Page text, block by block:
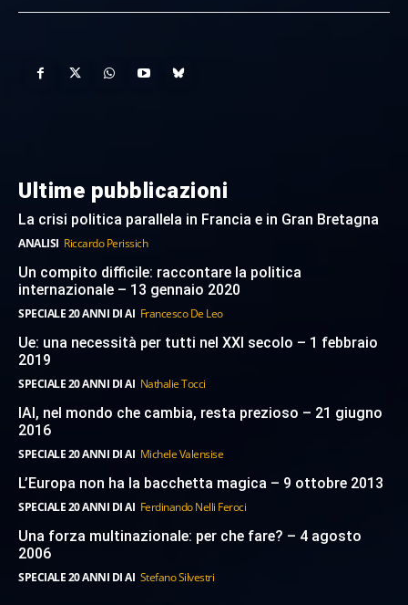
Ultime pubblicazioni
La crisi politica parallela in Francia e in Gran Bretagna
ANALISI Riccardo Perissich
Un compito difficile: raccontare la politica
internazionale – 13 gennaio 2020
SPECIALE 20 ANNI DI AI Francesco De Leo
Ue: una necessità per tutti nel XXI secolo – 1 febbraio
2019
SPECIALE 20 ANNI DI AI Nathalie Tocci
IAI, nel mondo che cambia, resta prezioso – 21 giugno
2016
SPECIALE 20 ANNI DI AI Michele Valensise
L’Europa non ha la bacchetta magica – 9 ottobre 2013
SPECIALE 20 ANNI DI AI Ferdinando Nelli Feroci
Una forza multinazionale: per che fare? – 4 agosto
2006
SPECIALE 20 ANNI DI AI Stefano Silvestri